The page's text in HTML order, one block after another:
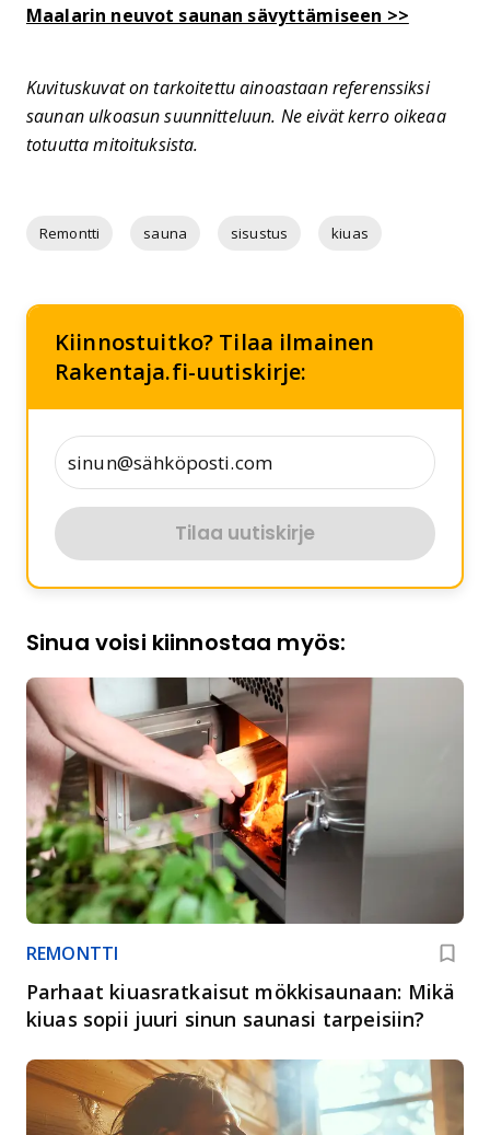
Maalarin neuvot saunan sävyttämiseen >>
Kuvituskuvat on tarkoitettu ainoastaan referenssiksi
saunan ulkoasun suunnitteluun. Ne eivät kerro oikeaa
totuutta mitoituksista.
Remontti sauna sisustus kiuas
Kiinnostuitko? Tilaa ilmainen
Rakentaja.fi-uutiskirje:
Tilaa uutiskirje
Sinua voisi kiinnostaa myös:
REMONTTI
Parhaat kiuasratkaisut mökkisaunaan: Mikä
kiuas sopii juuri sinun saunasi tarpeisiin?